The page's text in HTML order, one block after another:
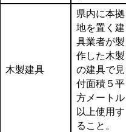
木製建具
県内に本拠
地を置く建
具業者が製
作した木製
の建具で見
付面積５平
方メートル
以上使用す
ること。